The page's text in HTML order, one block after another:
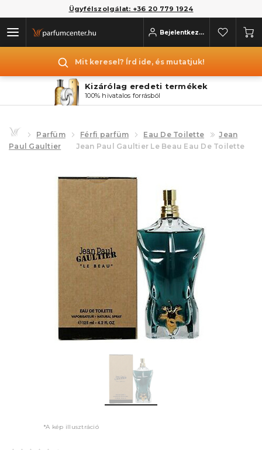
Ügyfélszolgálat: +36 20 779 1924
Bejelentkezés
Mit keresel? Írd ide, és mutatjuk!
Kizárólag eredeti termékek
100% hivatalos forrásból
Parfüm Férfi parfüm Eau De Toilette
Jean
Paul Gaultier
Jean Paul Gaultier Le Beau Eau De Toilette
*A kép illusztráció